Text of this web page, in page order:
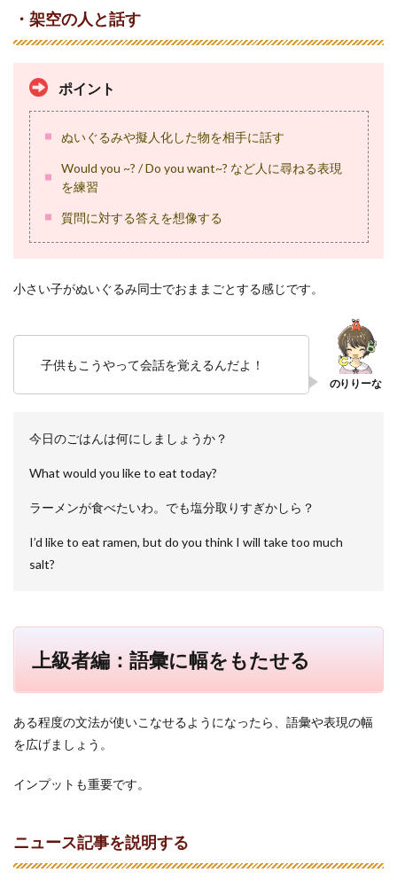
・架空の人と話す
ポイント
ぬいぐるみや擬人化した物を相手に話す
Would you ~? / Do you want~? など人に尋ねる表現
を練習
質問に対する答えを想像する
小さい子がぬいぐるみ同士でおままごとする感じです。
子供もこうやって会話を覚えるんだよ！
今日のごはんは何にしましょうか？
What would you like to eat today?
ラーメンが食べたいわ。でも塩分取りすぎかしら？
I’d like to eat ramen, but do you think I will take too much
salt?
上級者編：語彙に幅をもたせる
ある程度の文法が使いこなせるようになったら、語彙や表現の幅
を広げましょう。
インプットも重要です。
ニュース記事を説明する